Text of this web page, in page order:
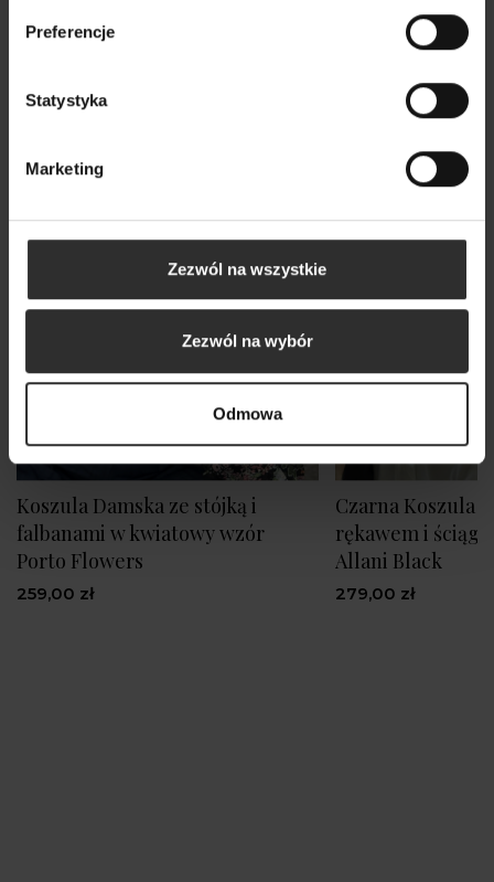
Preferencje
Statystyka
Marketing
Zezwól na wszystkie
Zezwól na wybór
Odmowa
Koszula Damska ze stójką i
falbanami w kwiatowy wzór
Porto Flowers
259,00 zł
Czarna Koszula
rękawem i
Allani Black
279,00 zł